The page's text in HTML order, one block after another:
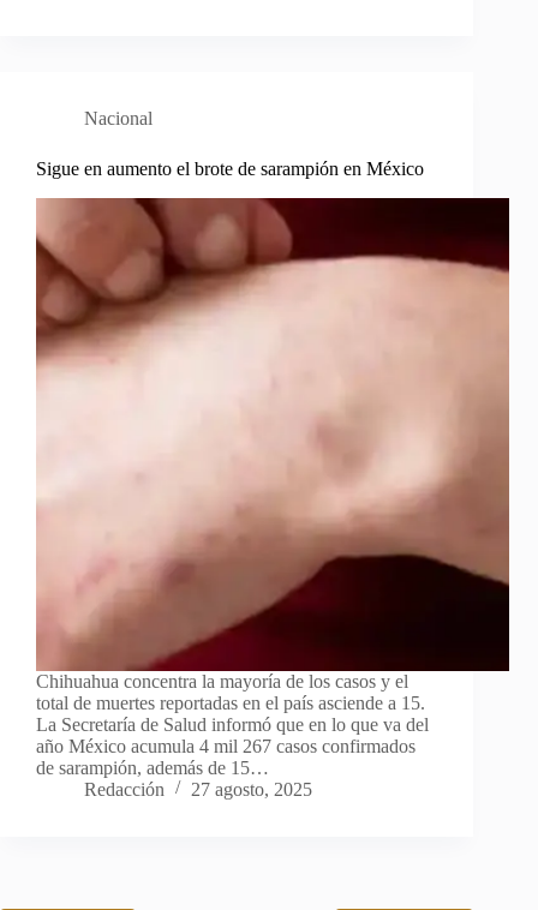
Nacional
Sigue en aumento el brote de sarampión en México
Chihuahua concentra la mayoría de los casos y el
total de muertes reportadas en el país asciende a 15.
La Secretaría de Salud informó que en lo que va del
año México acumula 4 mil 267 casos confirmados
de sarampión, además de 15…
Redacción
27 agosto, 2025